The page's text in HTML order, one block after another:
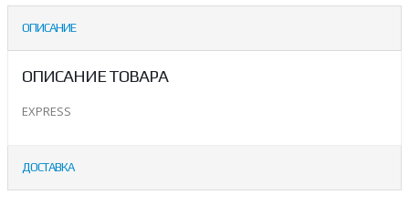
ОПИСАНИЕ
ОПИСАНИЕ ТОВАРА
EXPRESS
ДОСТАВКА